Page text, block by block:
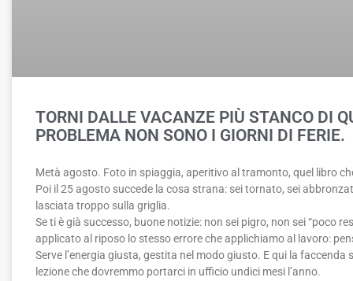
TORNI DALLE VACANZE PIÙ STANCO DI
PROBLEMA NON SONO I GIORNI DI FERIE.
Metà agosto. Foto in spiaggia, aperitivo al tramonto, quel libro
Poi il 25 agosto succede la cosa strana: sei tornato, sei
lasciata troppo sulla griglia.
Se ti è già successo, buone notizie: non sei pigro, non sei “poco
applicato al riposo lo stesso errore che applichiamo al lavoro:
Serve l’energia giusta, gestita nel modo giusto. E qui la
lezione che dovremmo portarci in ufficio undici mesi l’anno.